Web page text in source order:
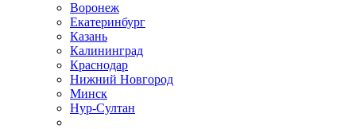
Воронеж
Екатеринбург
Казань
Калининград
Краснодар
Нижний Новгород
Минск
Нур-Султан